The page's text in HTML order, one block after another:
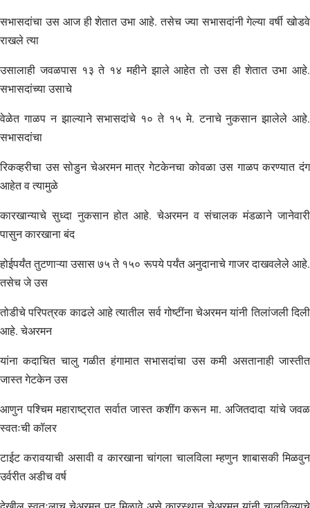
सभासदांचा उस आज ही शेतात उभा आहे. तसेच ज्या सभासदांनी गेल्या वर्षी खोडवे
राखले त्या
उसालाही जवळपास १३ ते १४ महीने झाले आहेत तो उस ही शेतात उभा आहे.
सभासदांच्या उसाचे
वेळेत गाळप न झाल्याने सभासदांचे १० ते १५ मे. टनाचे नुकसान झालेले आहे.
सभासदांचा
रिकव्हरीचा उस सोडुन चेअरमन मात्र गेटकेनचा कोवळा उस गाळप करण्यात दंग
आहेत व त्यामुळे
कारखान्याचे सुध्दा नुकसान होत आहे. चेअरमन व संचालक मंडळाने जानेवारी
पासुन कारखाना बंद
होईपर्यंत तुटणाऱ्या उसास ७५ ते १५० रूपये पर्यंत अनुदानाचे गाजर दाखवलेले आहे.
तसेच जे उस
तोडीचे परिपत्रक काढले आहे त्यातील सर्व गोष्टींना चेअरमन यांनी तिलांजली दिली
आहे. चेअरमन
यांना कदाचित चालु गळीत हंगामात सभासदांचा उस कमी असतानाही जास्तीत
जास्त गेटकेन उस
आणुन पश्चिम महाराष्ट्रात सर्वात जास्त कशींग करून मा. अजितदादा यांचे जवळ
स्वतःची कॉलर
टाईट करावयाची असावी व कारखाना चांगला चालविला म्हणुन शाबासकी मिळवुन
उर्वरीत अडीच वर्ष